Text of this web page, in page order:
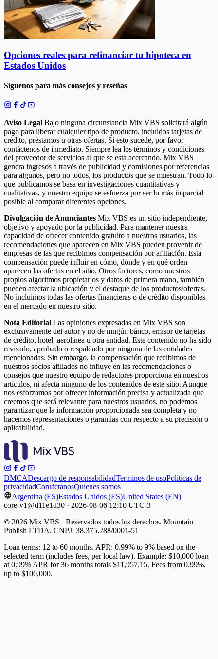
Opciones reales para refinanciar tu hipoteca en
Estados Unidos
Síguenos para más consejos y reseñas
Aviso Legal Bajo ninguna circunstancia Mix VBS solicitará algún
pago para liberar cualquier tipo de producto, incluidos tarjetas de
crédito, préstamos u otras ofertas. Si esto sucede, por favor
contáctenos de inmediato. Siempre lea los términos y condiciones
del proveedor de servicios al que se está acercando. Mix VBS
genera ingresos a través de publicidad y comisiones por referencias
para algunos, pero no todos, los productos que se muestran. Todo lo
que publicamos se basa en investigaciones cuantitativas y
cualitativas, y nuestro equipo se esfuerza por ser lo más imparcial
posible al comparar diferentes opciones.
Divulgación de Anunciantes Mix VBS es un sitio independiente,
objetivo y apoyado por la publicidad. Para mantener nuestra
capacidad de ofrecer contenido gratuito a nuestros usuarios, las
recomendaciones que aparecen en Mix VBS pueden provenir de
empresas de las que recibimos compensación por afiliación. Esta
compensación puede influir en cómo, dónde y en qué orden
aparecen las ofertas en el sitio. Otros factores, como nuestros
propios algoritmos propietarios y datos de primera mano, también
pueden afectar la ubicación y el destaque de los productos/ofertas.
No incluimos todas las ofertas financieras o de crédito disponibles
en el mercado en nuestro sitio.
Nota Editorial Las opiniones expresadas en Mix VBS son
exclusivamente del autor y no de ningún banco, emisor de tarjetas
de crédito, hotel, aerolínea u otra entidad. Este contenido no ha sido
revisado, aprobado o respaldado por ninguna de las entidades
mencionadas. Sin embargo, la compensación que recibimos de
nuestros socios afiliados no influye en las recomendaciones o
consejos que nuestro equipo de redactores proporciona en nuestros
artículos, ni afecta ninguno de los contenidos de este sitio. Aunque
nos esforzamos por ofrecer información precisa y actualizada que
creemos que será relevante para nuestros usuarios, no podemos
garantizar que la información proporcionada sea completa y no
hacemos representaciones o garantías con respecto a su precisión o
aplicabilidad.
DMCADescargo de responsabilidadTerminos de usoPolíticas de
privacidadContáctanosQuienes somos
Argentina (ES)Estados Unidos (ES)United States (EN)
core-v1@d11e1d30 · 2026-08-06 12:10 UTC-3
© 2026 Mix VBS - Reservados todos los derechos. Mountain
Publish LTDA. CNPJ: 38.375.288/0001-51
Loan terms: 12 to 60 months. APR: 0.99% to 9% based on the
selected term (includes fees, per local law). Example: $10,000 loan
at 0.99% APR for 36 months totals $11,957.15. Fees from 0.99%,
up to $100,000.